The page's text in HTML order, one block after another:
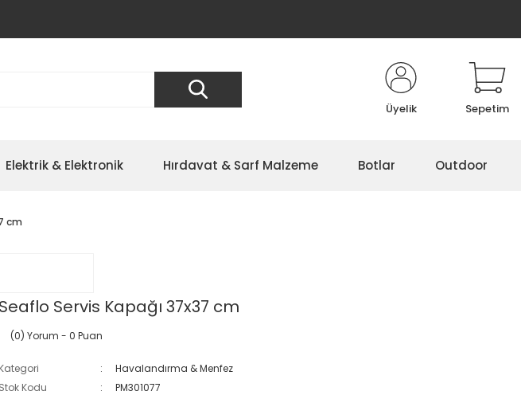
Üyelik Sepetim
Elektrik & Elektronik Hırdavat & Sarf Malzeme Botlar Outdoor
cm
Seaflo Servis Kapağı 37x37 cm
(0) Yorum - 0 Puan
Kategori
Havalandırma & Menfez
Stok Kodu
PM301077